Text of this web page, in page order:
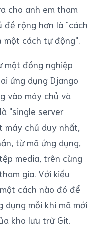
cho anh em tham
đề rộng hơn là "cách
một cách tự động".
một đồng nghiệp
ứng dụng Django
vào máy chủ và
"single server
máy chủ duy nhất,
từ mã ứng dụng,
media, trên cùng
gia. Với kiểu
cách nào đó để
dụng mỗi khi mã mới
kho lưu trữ Git.